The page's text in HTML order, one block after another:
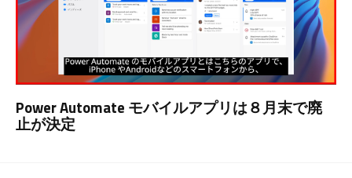
Power Automate モバイルアプリは８月末で廃
止が決定